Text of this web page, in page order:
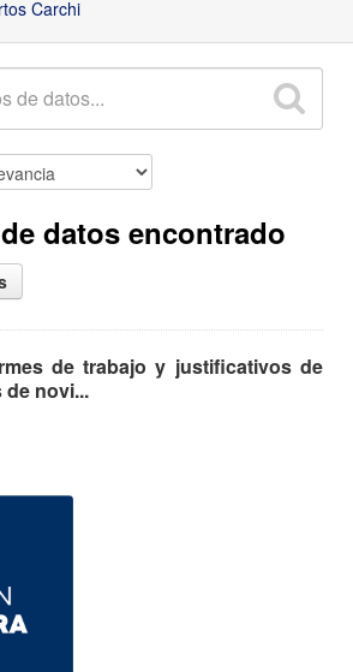
Carchi
datos encontrado
de trabajo y justificativos de
de novi...